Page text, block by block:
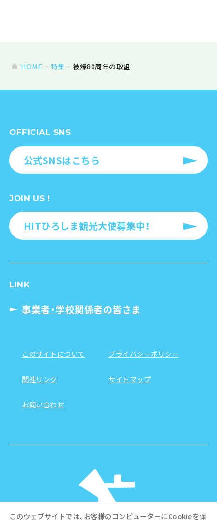
HOME 特集 被爆80周年の取組
OFFICIAL SNS
公式SNSはこちら
JOIN US !
HITひろしま観光大使募集中！
LINK
事業者・学校関係者の皆さま
このサイトについて プライバシーポリシー
関連リンク サイトマップ
お問い合わせ
このウェブサイトでは、お客様のコンピューターにCookieを保